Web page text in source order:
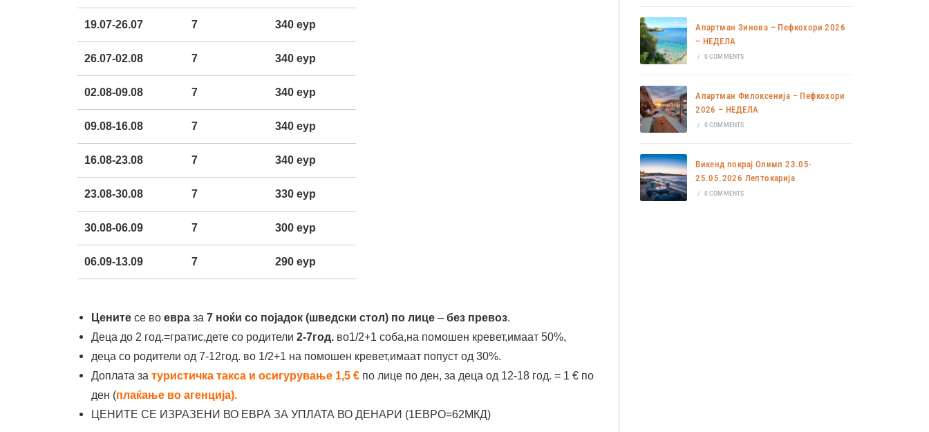
19.07-26.07 7 340 еур
26.07-02.08 7 340 еур
02.08-09.08 7 340 еур
09.08-16.08 7 340 еур
16.08-23.08 7 340 еур
23.08-30.08 7 330 еур
30.08-06.09 7 300 еур
06.09-13.09 7 290 еур
Цените се во евра за 7 ноќи со појадок (шведски стол) по лице – без превоз.
Деца до 2 год.=гратис,дете со родители 2-7год. во1/2+1 соба,на помошен кревет,имаат 50%,
деца со родители од 7-12год. во 1/2+1 на помошен кревет,имаат попуст од 30%.
Доплата за туристичка такса и осигурување 1,5 € по лице по ден, за деца од 12-18 год. = 1 € по
ден (плаќање во агенција).
ЦЕНИТЕ СЕ ИЗРАЗЕНИ ВО ЕВРА ЗА УПЛАТА ВО ДЕНАРИ (1ЕВРО=62МКД)
Апартман Зинова – Пефкохори 2026
– НЕДЕЛА
/ 0 COMMENTS
Апартман Филоксенија – Пефкохори
2026 – НЕДЕЛА
/ 0 COMMENTS
Викенд покрај Олимп 23.05-
25.05.2026 Лептокарија
/ 0 COMMENTS